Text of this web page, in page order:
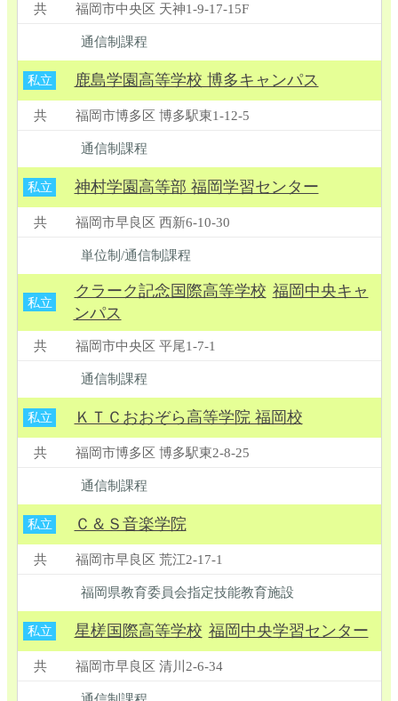
共 福岡市中央区 天神1-9-17-15F
通信制課程
私立 鹿島学園高等学校 博多キャンパス
共 福岡市博多区 博多駅東1-12-5
通信制課程
私立 神村学園高等部 福岡学習センター
共 福岡市早良区 西新6-10-30
単位制/通信制課程
私立
クラーク記念国際高等学校 福岡中央キャ
ンパス
共 福岡市中央区 平尾1-7-1
通信制課程
私立 ＫＴＣおおぞら高等学院 福岡校
共 福岡市博多区 博多駅東2-8-25
通信制課程
私立 Ｃ＆Ｓ音楽学院
共 福岡市早良区 荒江2-17-1
福岡県教育委員会指定技能教育施設
私立 星槎国際高等学校 福岡中央学習センター
共 福岡市早良区 清川2-6-34